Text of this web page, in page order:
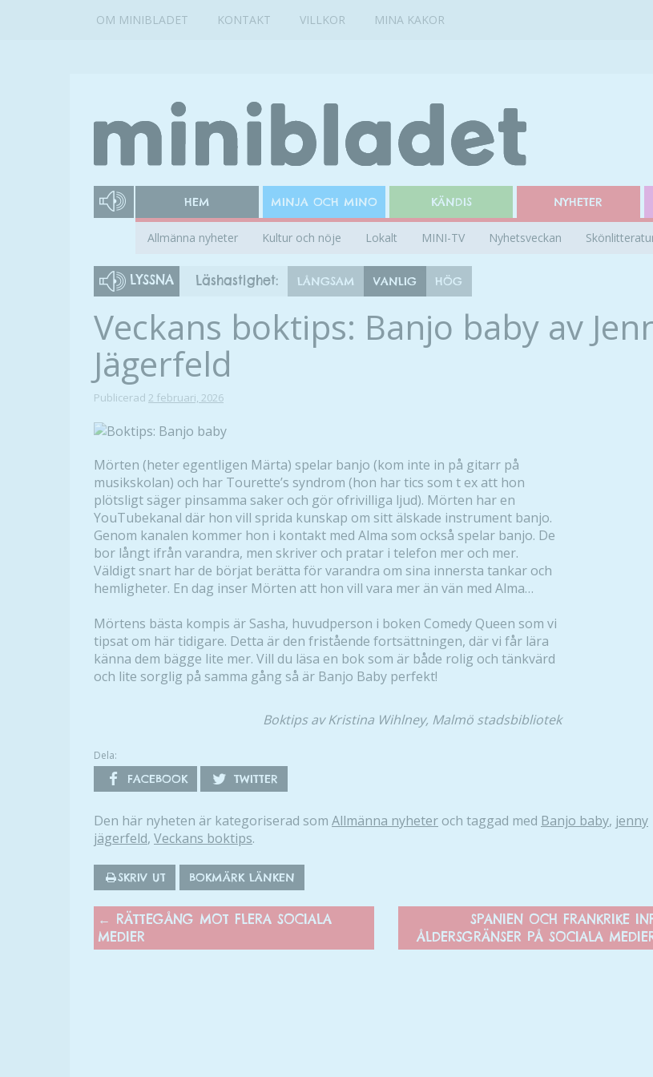
OM MINIBLADET KONTAKT VILLKOR MINA KAKOR
HEM MINJA OCH MINO KÄNDIS NYHETER
Allmänna nyheter Kultur och nöje Lokalt MINI-TV Nyhetsveckan
LYSSNA Läshastighet: LÅNGSAM VANLIG HÖG
Veckans boktips: Banjo baby av
Jägerfeld
Publicerad 2 februari, 2026
Mörten (heter egentligen Märta) spelar banjo (kom inte in på gitarr på
musikskolan) och har Tourette’s syndrom (hon har tics som t ex att hon
plötsligt säger pinsamma saker och gör ofrivilliga ljud). Mörten har en
YouTubekanal där hon vill sprida kunskap om sitt älskade instrument banjo.
Genom kanalen kommer hon i kontakt med Alma som också spelar banjo. De
bor långt ifrån varandra, men skriver och pratar i telefon mer och mer.
Väldigt snart har de börjat berätta för varandra om sina innersta tankar och
hemligheter. En dag inser Mörten att hon vill vara mer än vän med Alma…
Mörtens bästa kompis är Sasha, huvudperson i boken Comedy Queen som vi
tipsat om här tidigare. Detta är den fristående fortsättningen, där vi får lära
känna dem bägge lite mer. Vill du läsa en bok som är både rolig och tänkvärd
och lite sorglig på samma gång så är Banjo Baby perfekt!
Boktips av Kristina Wihlney, Malmö stadsbibliotek
Dela:
FACEBOOK TWITTER
Den här nyheten är kategoriserad som Allmänna nyheter och taggad med Banjo baby, jenny
jägerfeld, Veckans boktips.
SKRIV UT BOKMÄRK LÄNKEN
← RÄTTEGÅNG MOT FLERA SOCIALA
MEDIER
SPANIEN OCH FRANKRIKE
ÅLDERSGRÄNSER PÅ SOCIALA